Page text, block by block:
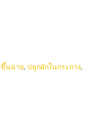
ขึ้นฉ่าย, ปลูกผักในกระถาง,